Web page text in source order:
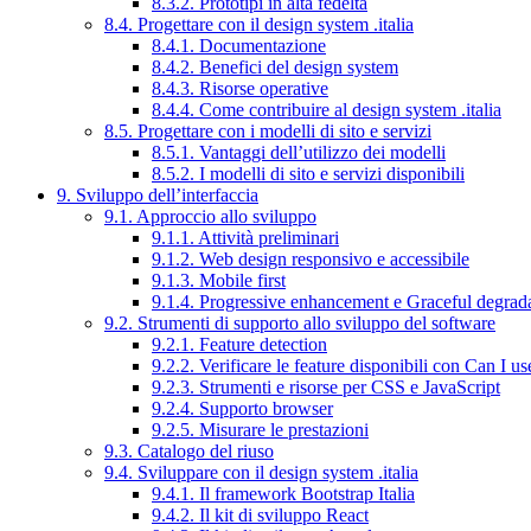
8.4. Progettare con il design system .italia
8.4.1. Documentazione
8.4.2. Benefici del design system
8.4.3. Risorse operative
8.4.4. Come contribuire al design system .italia
8.5. Progettare con i modelli di sito e servizi
8.5.1. Vantaggi dell’utilizzo dei modelli
8.5.2. I modelli di sito e servizi disponibili
9. Sviluppo dell’interfaccia
9.1. Approccio allo sviluppo
9.1.1. Attività preliminari
9.1.2. Web design responsivo e accessibile
9.1.3. Mobile first
9.1.4. Progressive enhancement e Graceful
9.2. Strumenti di supporto allo sviluppo del software
9.2.1. Feature detection
9.2.2. Verificare le feature disponibili con Can I
9.2.3. Strumenti e risorse per CSS e JavaScript
9.2.4. Supporto browser
9.2.5. Misurare le prestazioni
9.3. Catalogo del riuso
9.4. Sviluppare con il design system .italia
9.4.1. Il framework Bootstrap Italia
9.4.2. Il kit di sviluppo React